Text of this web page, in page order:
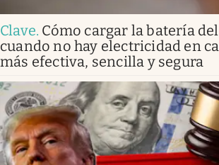
Clave. Cómo cargar la batería
cuando no hay electricidad en
más efectiva, sencilla y segura